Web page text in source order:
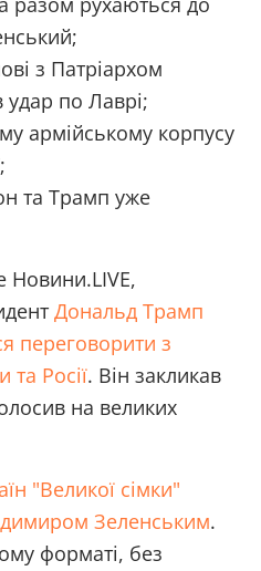
з Патріархом
по Лаврі;
армійському корпусу
та Трамп уже
Новини.LIVE,
Дональд Трамп
переговорити з
та Росії. Він закликав
на великих
"Великої сімки"
Зеленським.
форматі, без